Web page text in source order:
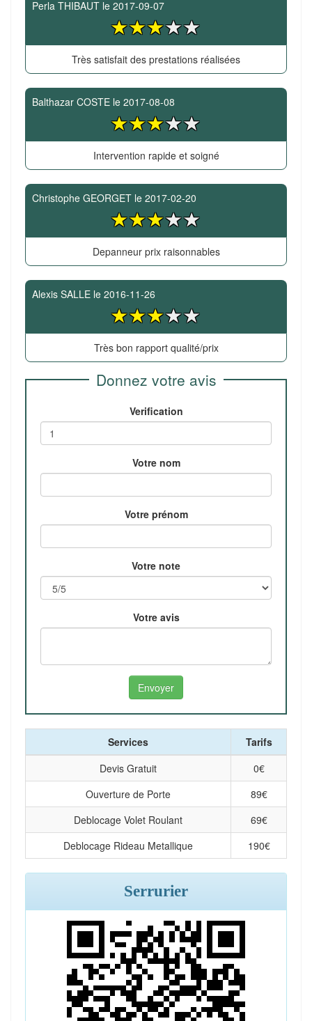
Perla THIBAUT le 2017-09-07
Très satisfait des prestations réalisées
Balthazar COSTE le 2017-08-08
Intervention rapide et soigné
Christophe GEORGET le 2017-02-20
Depanneur prix raisonnables
Alexis SALLE le 2016-11-26
Très bon rapport qualité/prix
Donnez votre avis
Verification
Votre nom
Votre prénom
Votre note
Votre avis
Services
Tarifs
Devis Gratuit
0€
Ouverture de Porte
89€
Deblocage Volet Roulant
69€
Deblocage Rideau Metallique
190€
Serrurier